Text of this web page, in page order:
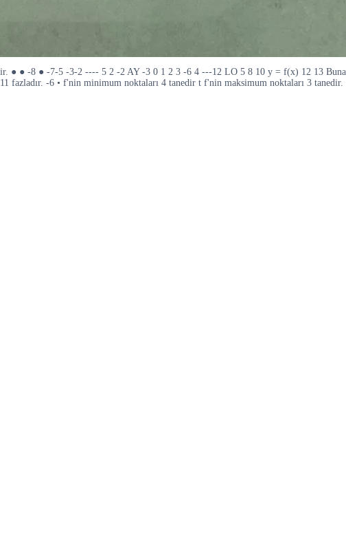
● -8 ● -7-5 -3-2 ---- 5 2 -2 AY -3 0 1 2 3 -6 4 ---12 LO 5 8 10 y = f(x) 12 13 Buna
fazladır. -6 • f'nin minimum noktaları 4 tanedir t f'nin maksimum noktaları 3 tanedir.